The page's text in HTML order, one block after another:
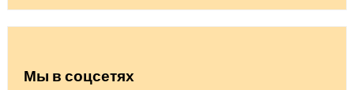
Мы в соцсетях